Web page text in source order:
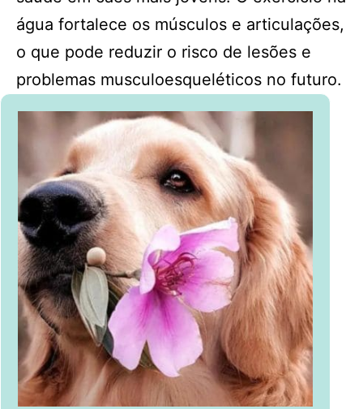
água fortalece os músculos e articulações,
o que pode reduzir o risco de lesões e
problemas musculoesqueléticos no futuro.